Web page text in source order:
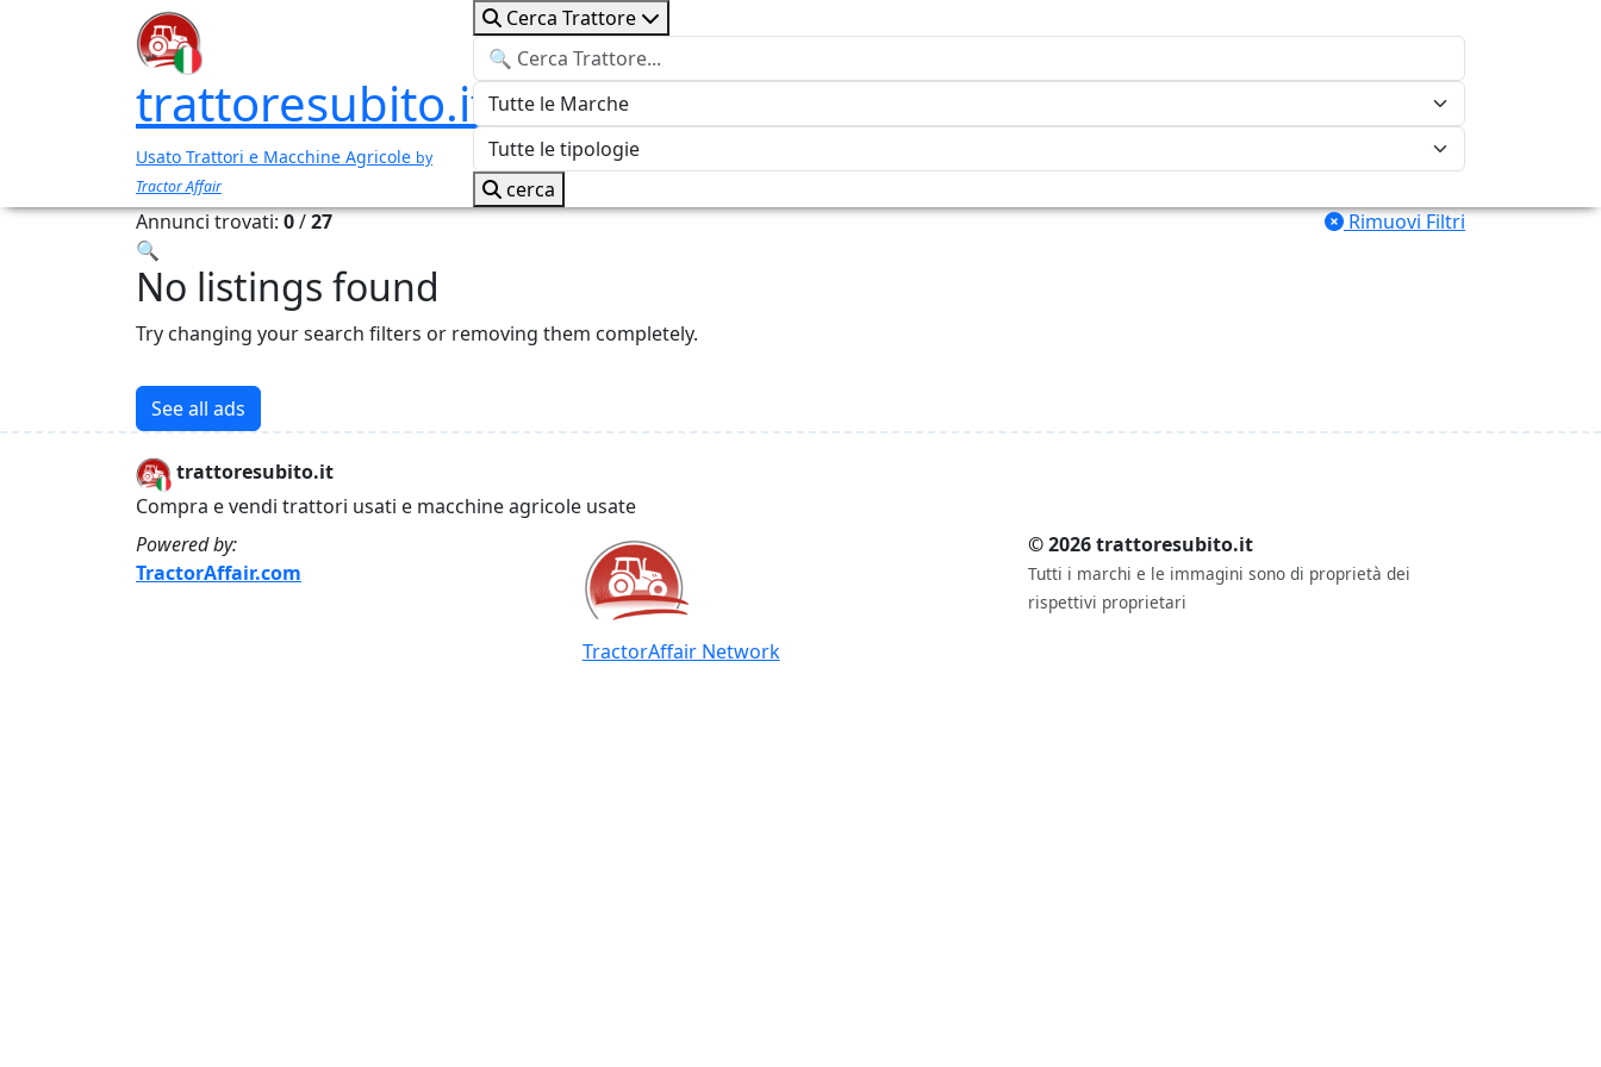
trattoresubito.it
Usato Trattori e Macchine Agricole by
Tractor Affair
Cerca Trattore
cerca
Annunci trovati:0/27
Rimuovi Filtri
🔍
No listings found
Try changing your search filters or removing them completely.
See all ads
trattoresubito.it
Compra e vendi trattori usati e macchine agricole usate
Powered by:
TractorAffair.com
TractorAffair Network
© 2026 trattoresubito.it
Tutti i marchi e le immagini sono di proprietà dei
rispettivi proprietari